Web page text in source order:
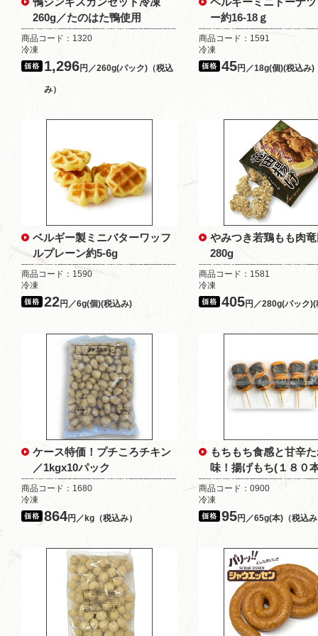
260g／たのはた鴨使用
商品コード：1320
冷凍
1,296円／260g(パック)（税込
み）
ー約16-18ｇ
商品コード：1591
冷凍
45円／18g(個)(税込み)
ベルギー製ミニバターワッフ
ルプレーン約5-6g
商品コード：1590
冷凍
22円／6g(個)(税込み)
やみつき若鶏もも肉
280g
商品コード：1581
冷凍
405円／280g(パック
ケース特価！プチころチキン
／1kgx10パック
商品コード：1680
冷凍
864円／kg（税込み）
もちもち食感と甘辛
味！揚げもち(１８０
商品コード：0900
冷凍
95円／65g(本)（税込